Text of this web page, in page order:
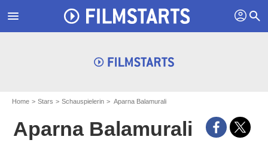
menu profil search
Home Stars Schauspielerin Aparna Balamurali
Aparna Balamurali